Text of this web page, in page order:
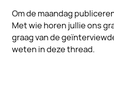
Om de maandag
Met wie horen jullie ons
graag van de
weten in deze thread.